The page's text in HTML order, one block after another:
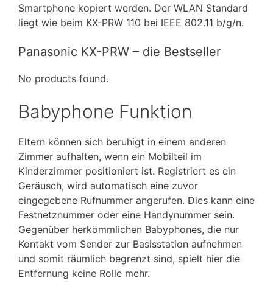
Smartphone kopiert werden. Der WLAN Standard
liegt wie beim KX-PRW 110 bei IEEE 802.11 b/g/n.
Panasonic KX-PRW – die Bestseller
No products found.
Babyphone Funktion
Eltern können sich beruhigt in einem anderen
Zimmer aufhalten, wenn ein Mobilteil im
Kinderzimmer positioniert ist. Registriert es ein
Geräusch, wird automatisch eine zuvor
eingegebene Rufnummer angerufen. Dies kann eine
Festnetznummer oder eine Handynummer sein.
Gegenüber herkömmlichen Babyphones, die nur
Kontakt vom Sender zur Basisstation aufnehmen
und somit räumlich begrenzt sind, spielt hier die
Entfernung keine Rolle mehr.